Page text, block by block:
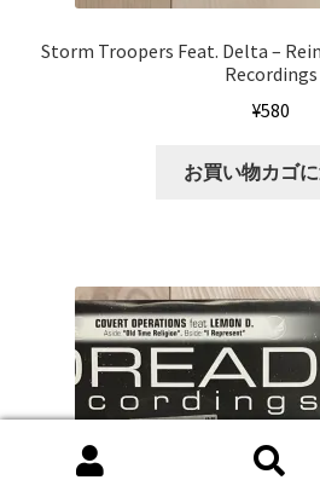
Storm Troopers Feat. Delta ‎–
Recordings
¥580
お買い物カゴ